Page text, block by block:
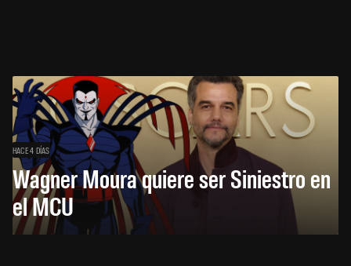
HACE 4 DÍAS
Wagner Moura quiere ser Siniestro en
el MCU